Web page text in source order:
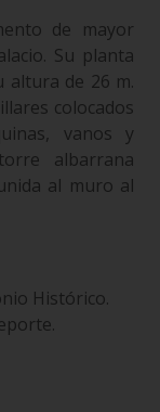
de mayor
Su planta
altura de 26 m.
colocados
vanos y
albarrana
al muro al
Histórico.